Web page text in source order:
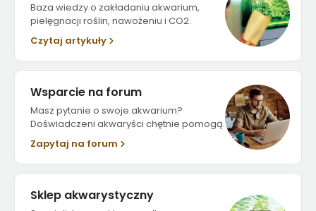
Baza wiedzy o zakładaniu akwarium,
pielęgnacji roślin, nawożeniu i CO2.
Czytaj artykuły
Wsparcie na forum
Masz pytanie o swoje akwarium?
Doświadczeni akwaryści chętnie pomogą.
Zapytaj na forum
Sklep akwarystyczny